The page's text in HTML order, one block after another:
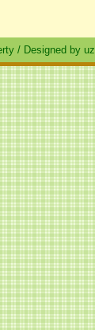
/ Designed by uz